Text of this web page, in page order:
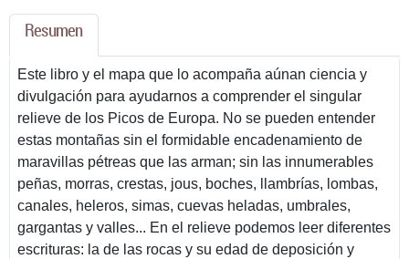
Resumen
Este libro y el mapa que lo acompaña aúnan ciencia y
divulgación para ayudarnos a comprender el singular
relieve de los Picos de Europa. No se pueden entender
estas montañas sin el formidable encadenamiento de
maravillas pétreas que las arman; sin las innumerables
peñas, morras, crestas, jous, boches, llambrías, lombas,
canales, heleros, simas, cuevas heladas, umbrales,
gargantas y valles... En el relieve podemos leer diferentes
escrituras: la de las rocas y su edad de deposición y